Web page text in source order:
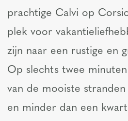
prachtige Calvi op
plek voor
zijn naar een rustige en
Op slechts twee
van de mooiste stranden
en minder dan een